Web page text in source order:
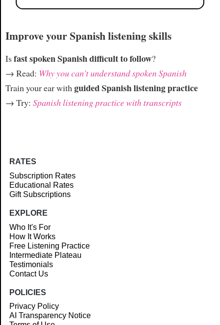
Improve your Spanish listening skills
Isfast spoken Spanish difficult to follow?
→ Read: Why you can't understand spoken Spanish
Train your ear with guided Spanish listening practice
→ Try: Spanish listening practice with transcripts
RATES
Subscription Rates
Educational Rates
Gift Subscriptions
EXPLORE
Who It's For
How It Works
Free Listening Practice
Intermediate Plateau
Testimonials
Contact Us
POLICIES
Privacy Policy
AI Transparency Notice